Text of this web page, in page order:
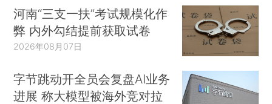
河南“三支一扶”考试规模化作
弊 内外勾结提前获取试卷
2026年08月07日
字节跳动开全员会复盘AI业务
进展 称大模型被海外竞对拉